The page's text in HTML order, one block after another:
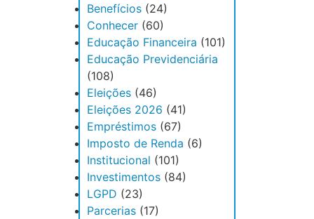
Benefícios (24)
Conhecer (60)
Educação Financeira (101)
Educação Previdenciária
(108)
Eleições (46)
Eleições 2026 (41)
Empréstimos (67)
Imposto de Renda (6)
Institucional (101)
Investimentos (84)
LGPD (23)
Parcerias (17)